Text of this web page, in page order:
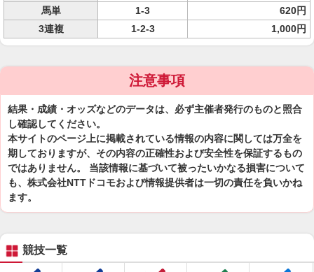
馬単
1-3
620円
3連複
1-2-3 1,000円
注意事項
結果・成績・オッズなどのデータは、必ず主催者発行のものと照合
し確認してください。
本サイトのページ上に掲載されている情報の内容に関しては万全を
期しておりますが、その内容の正確性および安全性を保証するもの
ではありません。 当該情報に基づいて被ったいかなる損害について
も、株式会社NTTドコモおよび情報提供者は一切の責任を負いかね
ます。
競技一覧